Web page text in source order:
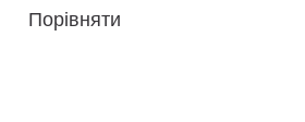
Порівняти